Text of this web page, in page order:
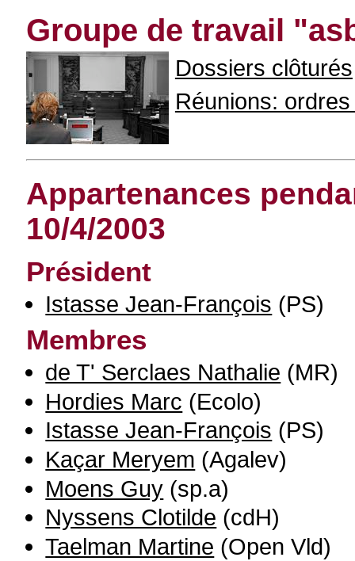
Groupe de travail
Dossiers clôturés
Réunions:
Appartenances
10/4/2003
Président
Istasse Jean-François (PS)
Membres
de T' Serclaes Nathalie (MR)
Hordies Marc (Ecolo)
Istasse Jean-François (PS)
Kaçar Meryem (Agalev)
Moens Guy (sp.a)
Nyssens Clotilde (cdH)
Taelman Martine (Open Vld)